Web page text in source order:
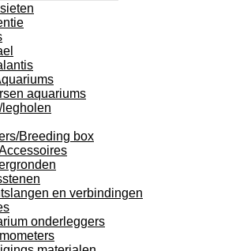
aquariums
legholen
Breeding box
en verbindingen
onderleggers